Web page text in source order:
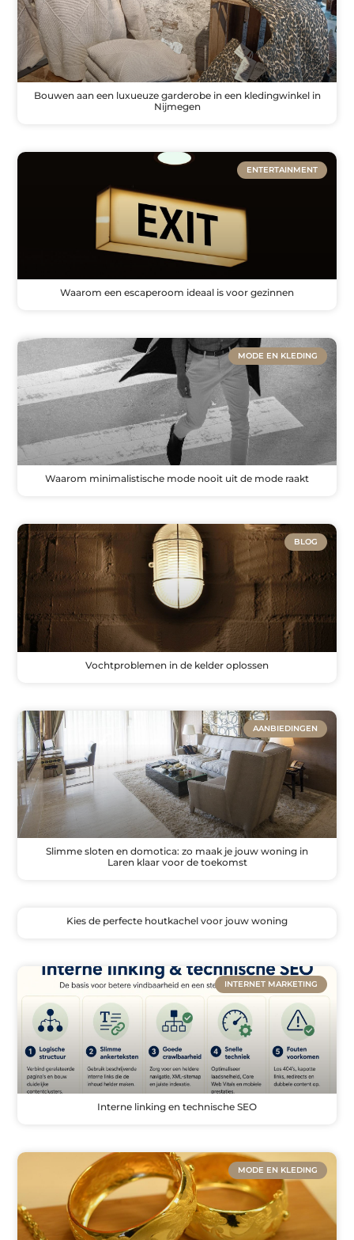
Bouwen aan een luxueuze garderobe in een kledingwinkel in
Nijmegen
ENTERTAINMENT
Waarom een escaperoom ideaal is voor gezinnen
MODE EN KLEDING
Waarom minimalistische mode nooit uit de mode raakt
BLOG
Vochtproblemen in de kelder oplossen
AANBIEDINGEN
Slimme sloten en domotica: zo maak je jouw woning in
Laren klaar voor de toekomst
Kies de perfecte houtkachel voor jouw woning
INTERNET MARKETING
Interne linking en technische SEO
MODE EN KLEDING